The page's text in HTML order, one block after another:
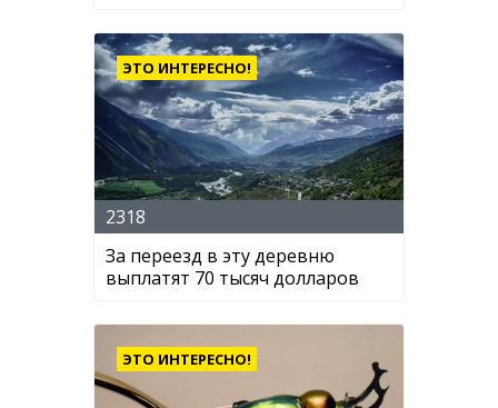
ЭТО ИНТЕРЕСНО!
2318
За переезд в эту деревню
выплатят 70 тысяч долларов
ЭТО ИНТЕРЕСНО!